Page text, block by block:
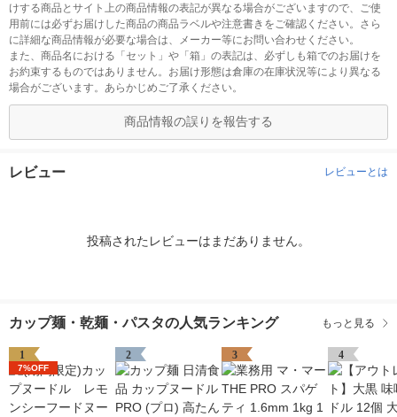
けする商品とサイト上の商品情報の表記が異なる場合がございますので、ご使
用前には必ずお届けした商品の商品ラベルや注意書きをご確認ください。さら
に詳細な商品情報が必要な場合は、メーカー等にお問い合わせください。
また、商品名における「セット」や「箱」の表記は、必ずしも箱でのお届けを
お約束するものではありません。お届け形態は倉庫の在庫状況等により異なる
場合がございます。あらかじめご了承ください。
商品情報の誤りを報告する
レビュー レビューとは
投稿されたレビューはまだありません。
カップ麺・乾麺・パスタの人気ランキング もっと見る
1
7%OFF
2 3 4